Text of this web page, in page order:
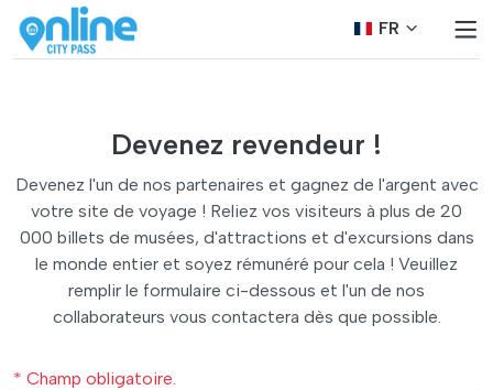
FR
Devenez revendeur !
Devenez l'un de nos partenaires et gagnez de l'argent avec
votre site de voyage ! Reliez vos visiteurs à plus de 20
000 billets de musées, d'attractions et d'excursions dans
le monde entier et soyez rémunéré pour cela ! Veuillez
remplir le formulaire ci-dessous et l'un de nos
collaborateurs vous contactera dès que possible.
* Champ obligatoire.